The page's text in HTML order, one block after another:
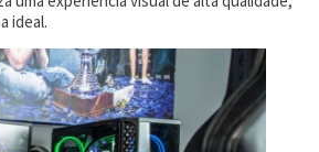
ideal.